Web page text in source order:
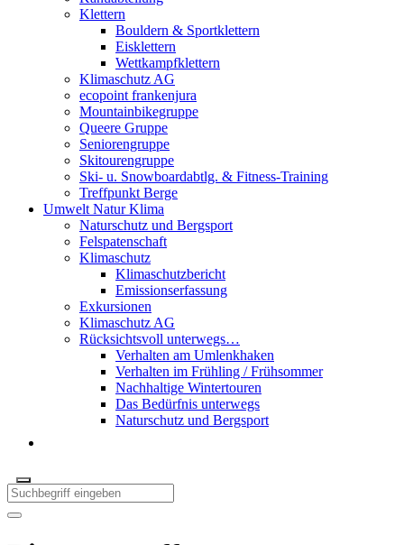
Klettern
Bouldern & Sportklettern
Eisklettern
Wettkampfklettern
Klimaschutz AG
ecopoint frankenjura
Mountainbikegruppe
Queere Gruppe
Seniorengruppe
Skitourengruppe
Ski- u. Snowboardabtlg. & Fitness-Training
Treffpunkt Berge
Umwelt Natur Klima
Naturschutz und Bergsport
Felspatenschaft
Klimaschutz
Klimaschutzbericht
Emissionserfassung
Exkursionen
Klimaschutz AG
Rücksichtsvoll unterwegs…
Verhalten am Umlenkhaken
Verhalten im Frühling / Frühsommer
Nachhaltige Wintertouren
Das Bedürfnis unterwegs
Naturschutz und Bergsport